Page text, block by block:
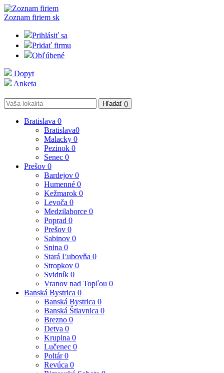
Zoznam firiem sk
Prihlásiť sa
Pridať firmu
Obľúbené
Dopyt
Anketa
Hľadať ()
Bratislava 0
Bratislava0
Malacky 0
Pezinok 0
Senec 0
Prešov 0
Bardejov 0
Humenné 0
Kežmarok 0
Levoča 0
Medzilaborce 0
Poprad 0
Prešov 0
Sabinov 0
Snina 0
Stará Ľubovňa 0
Stropkov 0
Svidník 0
Vranov nad Topľou 0
Banská Bystrica 0
Banská Bystrica 0
Banská Štiavnica 0
Brezno 0
Detva 0
Krupina 0
Lučenec 0
Poltár0
Revúca 0